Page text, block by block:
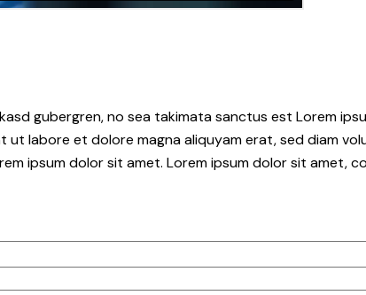
gubergren, no sea takimata sanctus est Lorem
labore et dolore magna aliquyam erat, sed diam
ipsum dolor sit amet. Lorem ipsum dolor sit amet,